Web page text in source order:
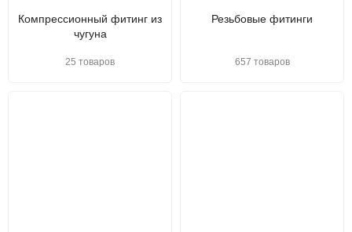
Компрессионный фитинг из
чугуна
25 товаров
Резьбовые фитинги
657 товаров